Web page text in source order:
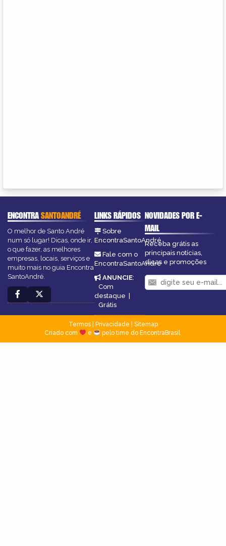
ENCONTRASANTOANDRÉ
O melhor de Santo André
num só lugar! Dicas, onde ir,
o que fazer, as melhores
empresas, locais, serviços e
muito mais no guia Encontra
SantoAndré.
LINKS RÁPIDOS
Sobre
EncontraSantoAndré
Fale com o
EncontraSantoAndré
ANUNCIE:
Com
destaque
Grátis
NOVIDADES POR E-
MAIL
Receba grátis as
principais notícias,
dicas e promoções
Termos| Privacidade
Sitemap
Criado com
e pelo time do EncontraBrasil